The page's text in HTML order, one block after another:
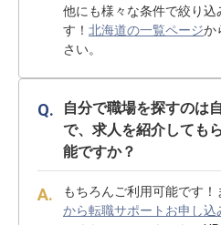
他にも様々な条件で絞り込
す！ 北海道の一覧ページか
さい。
自分で職場を探すのは
で、求人を紹介しても
能ですか？
もちろんご利用可能です！
から転職サポートお申し込